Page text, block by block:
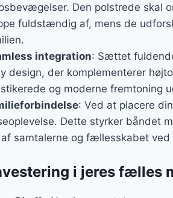
Den polstrede skal
fuldstændig af, mens de
integration: Sættet
design, der komplementerer
og moderne fremtoning
: Ved at placere
Dette styrker båndet
samtalerne og fællesskabet
i jeres fælles